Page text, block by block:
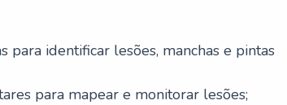
para identificar lesões, manchas e pintas
para mapear e monitorar lesões;